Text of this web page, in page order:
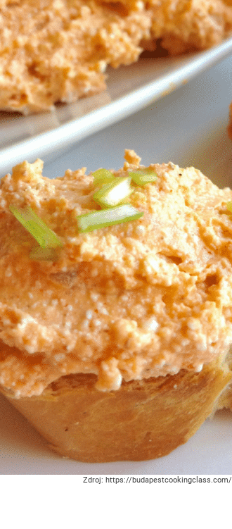
Zdroj: https://budapestcookingclass.com/